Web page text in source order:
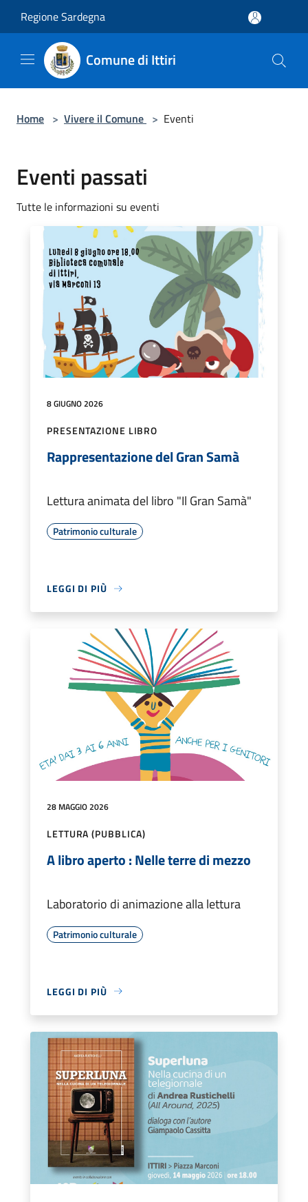
Regione Sardegna
Comune di Ittiri
Home > Vivere il Comune > Eventi
Eventi passati
Tutte le informazioni su eventi
8 GIUGNO 2026
PRESENTAZIONE LIBRO
Rappresentazione del Gran Samà
Lettura animata del libro "Il Gran Samà"
Patrimonio culturale
LEGGI DI PIÙ
28 MAGGIO 2026
LETTURA (PUBBLICA)
A libro aperto : Nelle terre di mezzo
Laboratorio di animazione alla lettura
Patrimonio culturale
LEGGI DI PIÙ